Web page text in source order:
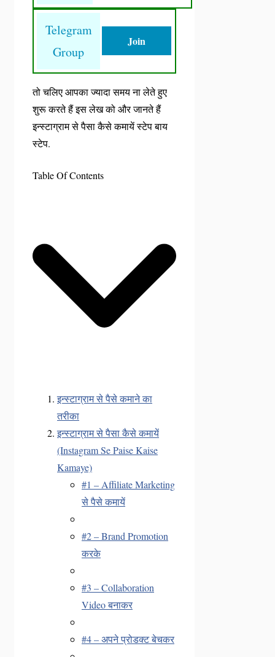
Telegram
Group
Join
तो चलिए आपका ज्यादा समय ना लेते हुए
शुरू करते हैं इस लेख को और जानते हैं
इन्स्टाग्राम से पैसा कैसे कमायें स्टेप बाय
स्टेप.
Table Of Contents
इन्स्टाग्राम से पैसे कमाने का
तरीका
इन्स्टाग्राम से पैसा कैसे कमायें
(Instagram Se Paise Kaise
Kamaye)
#1 – Affiliate Marketing
से पैसे कमायें
#2 – Brand Promotion
करके
#3 – Collaboration
Video बनाकर
#4 – अपने प्रोडक्ट बेचकर